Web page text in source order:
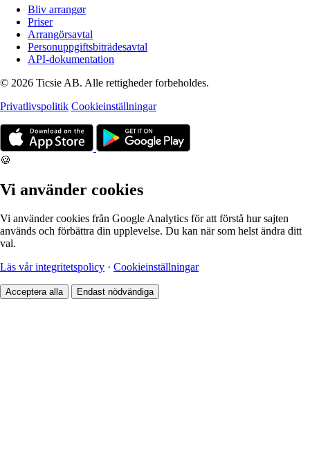
Bliv arrangør
Priser
Arrangörsavtal
Personuppgiftsbiträdesavtal
API-dokumentation
© 2026 Ticsie AB. Alle rettigheder forbeholdes.
Privatlivspolitik Cookieinställningar
🍪
Vi använder cookies
Vi använder cookies från Google Analytics för att förstå hur sajten
används och förbättra din upplevelse. Du kan när som helst ändra ditt
val.
Läs vår integritetspolicy · Cookieinställningar
Acceptera alla Endast nödvändiga